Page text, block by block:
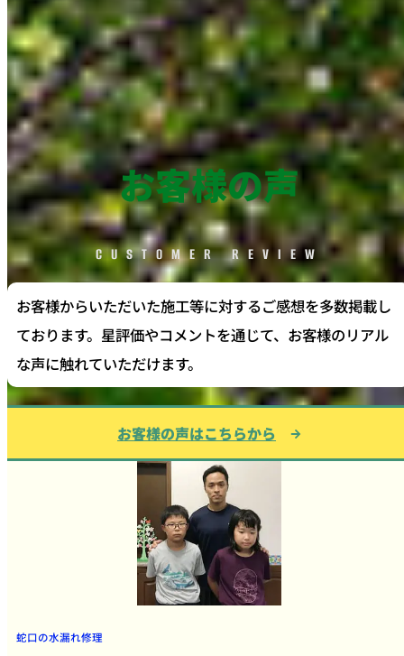
お客様の声
CUSTOMER REVIEW
お客様からいただいた施工等に対するご感想を多数掲載し
ております。星評価やコメントを通じて、お客様のリアル
な声に触れていただけます。
お客様の声はこちらから
蛇口の水漏れ修理